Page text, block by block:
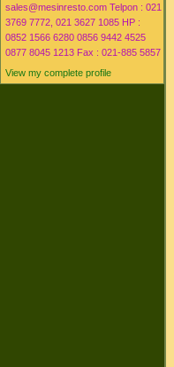
sales@mesinresto.com Telpon : 021
3769 7772, 021 3627 1085 HP :
0852 1566 6280 0856 9442 4525
0877 8045 1213 Fax : 021-885 5857
View my complete profile